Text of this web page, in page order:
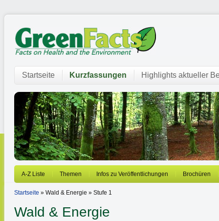
Startseite Kurzfassungen Highlights aktueller
A-Z Liste Themen Infos zu Veröffentlichungen Brochüren
Startseite » Wald & Energie » Stufe 1
Wald & Energie